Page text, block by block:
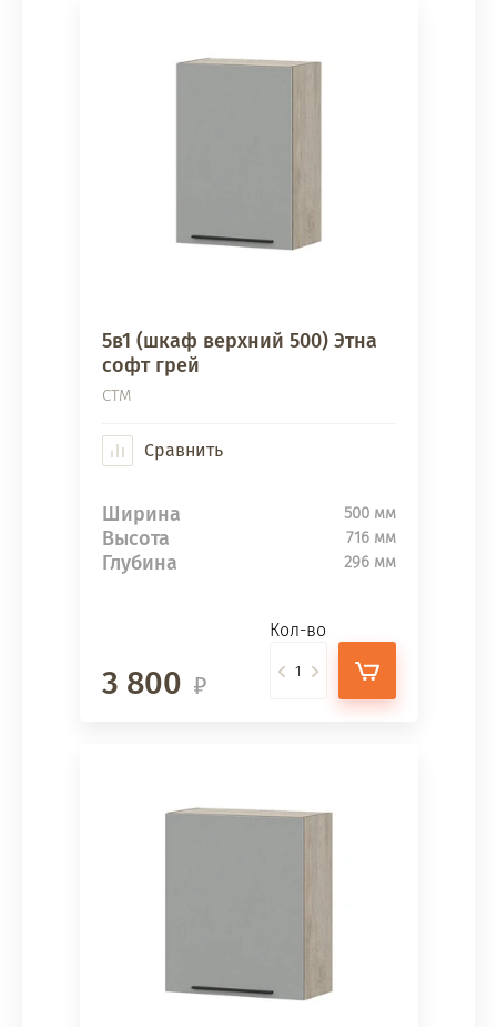
5в1 (шкаф верхний 500) Этна
софт грей
СТМ
Сравнить
Ширина 500 мм
Высота 716 мм
Глубина 296 мм
3 800
Кол-во